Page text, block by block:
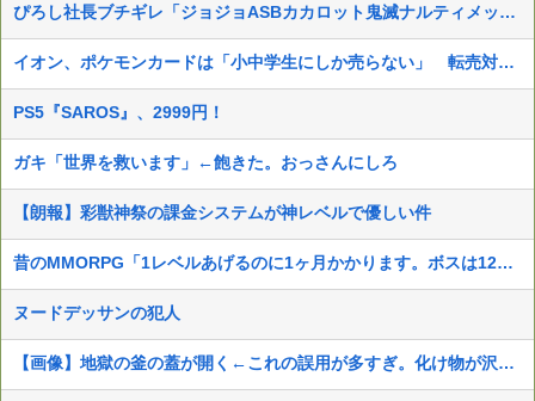
ぴろし社長ブチギレ「ジョジョASBカカロット鬼滅ナルティメット作ったのにジャンブ公式にブロックされたんだが⁉」
イオン、ポケモンカードは「小中学生にしか売らない」 転売対策の決断が「素晴らしい」
PS5『SAROS』、2999円！
ガキ「世界を救います」←飽きた。おっさんにしろ
【朗報】彩獣神祭の課金システムが神レベルで優しい件
昔のMMORPG「1レベルあげるのに1ヶ月かかります。ボスは12時間毎に湧いて取り合いです」
ヌードデッサンの犯人
【画像】地獄の釜の蓋が開く←これの誤用が多すぎ。化け物が沢山出てくるイメージ持ってる奴間違ってるぞ